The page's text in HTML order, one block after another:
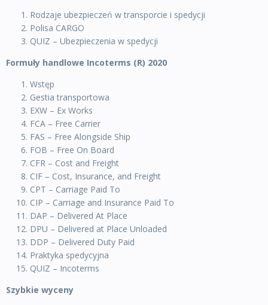
Rodzaje ubezpieczeń w transporcie i spedycji
Polisa CARGO
QUIZ – Ubezpieczenia w spedycji
Formuły handlowe Incoterms (R) 2020
Wstęp
Gestia transportowa
EXW – Ex Works
FCA – Free Carrier
FAS – Free Alongside Ship
FOB – Free On Board
CFR – Cost and Freight
CIF – Cost, Insurance, and Freight
CPT – Carriage Paid To
CIP – Carriage and Insurance Paid To
DAP – Delivered At Place
DPU – Delivered at Place Unloaded
DDP – Delivered Duty Paid
Praktyka spedycyjna
QUIZ – Incoterms
Szybkie wyceny